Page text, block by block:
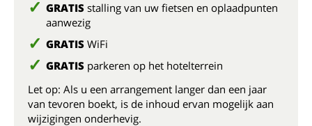
GRATIS stalling van uw fietsen en oplaadpunten
aanwezig
GRATIS WiFi
GRATIS parkeren op het hotelterrein
Let op: Als u een arrangement langer dan een jaar
van tevoren boekt, is de inhoud ervan mogelijk aan
wijzigingen onderhevig.